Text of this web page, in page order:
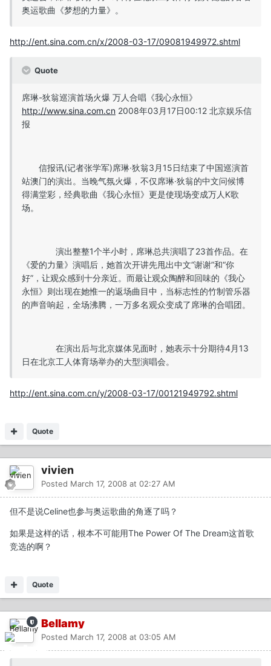
奥运歌曲《梦想的力量》。
http://ent.sina.com.cn/x/2008-03-17/09081949972.shtml
Quote
席琳-狄翁巡演首场火爆 万人合唱《我心永恒》
http://www.sina.com.cn 2008年03月17日00:12 北京娱乐信
报
信报讯(记者张学军)席琳·狄翁3月15日结束了中国巡演首
站澳门的演出。当晚气氛火爆，不仅席琳·狄翁的中文问候博
得满堂彩，经典歌曲《我心永恒》更是使现场变成万人K歌
场。
演出整整1个半小时，席琳总共演唱了23首作品。在
《爱的力量》演唱后，她首次开讲先甩出中文“谢谢”和“你
好”，让观众感到十分亲近。而最让观众陶醉和回味的《我心
永恒》则出现在她惟一的返场曲目中，当标志性的竹制管乐器
的声音响起，全场沸腾，一万多名观众变成了席琳的合唱团。
在演出后与北京媒体见面时，她表示十分期待4月13
日在北京工人体育场举办的大型演唱会。
http://ent.sina.com.cn/y/2008-03-17/00121949792.shtml
Quote
vivien
Posted March 17, 2008 at 02:27 AM
但不是说Celine也参与奥运歌曲的角逐了吗？
如果是这样的话，根本不可能用The Power Of The Dream这首歌
竞选的啊？
Quote
Bellamy
Posted March 17, 2008 at 03:05 AM